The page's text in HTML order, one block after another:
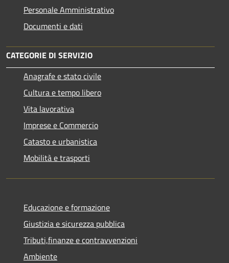
Personale Amministrativo
Documenti e dati
CATEGORIE DI SERVIZIO
Anagrafe e stato civile
Cultura e tempo libero
Vita lavorativa
Imprese e Commercio
Catasto e urbanistica
Mobilità e trasporti
Educazione e formazione
Giustizia e sicurezza pubblica
Tributi,finanze e contravvenzioni
Ambiente